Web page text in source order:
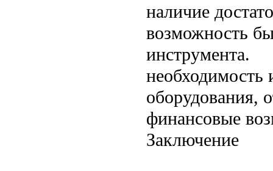
наличие
возможность
инструмента.
необходимость
оборудования,
финансовые
Заключение